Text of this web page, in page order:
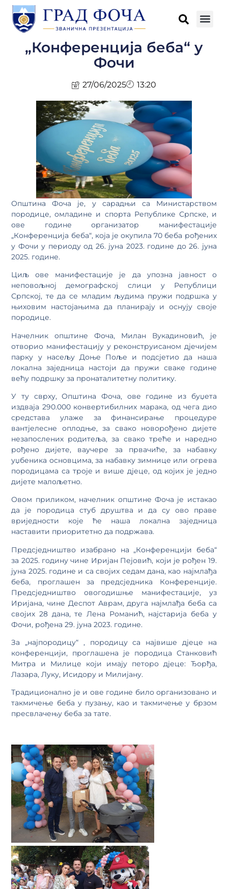
„Конференција беба“ у
Фочи
27/06/2025 13:20
Општина Фоча је, у сарадњи са Министарством
породице, омладине и спорта Републике Српске, и
ове године организатор манифестације
„Конференција беба“, која је окупила 70 беба рођених
у Фочи у периоду од 26. јуна 2023. године до 26. јуна
2025. године.
Циљ ове манифестације је да упозна јавност о
неповољној демографској слици у Републици
Српској, те да се младим људима пружи подршка у
њиховим настојањима да планирају и оснују своје
породице.
Начелник општине Фоча, Милан Вукадиновић, је
отворио манифестацију у реконструисаном дјечијем
парку у насељу Доње Поље и подсјетио да наша
локална заједница настоји да пружи сваке године
већу подршку за пронаталитетну политику.
У ту сврху, Општина Фоча, ове године из буџета
издваја 290.000 конвертибилних марака, од чега дио
средстава улаже за финансирање процедуре
вантјелесне оплодње, за свако новорођено дијете
незапослених родитеља, за свако треће и наредно
рођено дијете, ваучере за првачиће, за набавку
уџбеника основцима, за набавку зимнице или огрева
породицама са троје и више дјеце, од којих је једно
дијете малољетно.
Овом приликом, начелник општине Фоча је истакао
да је породица стуб друштва и да су ово праве
вриједности које ће наша локална заједница
наставити приоритетно да подржава.
Предсједништво изабрано на „Конференцији беба“
за 2025. годину чине Иријан Пејовић, који је рођен 19.
јуна 2025. године и са својих седам дана, као најмлађа
беба, проглашен за предсједника Конференције.
Предсједништво овогодишње манифестације, уз
Иријана, чине Деспот Аврам, друга најмлађа беба са
својих 28 дана, те Лена Романић, најстарија беба у
Фочи, рођена 29. јуна 2023. године.
За „најпородицу“ , породицу са највише дјеце на
конференцији, проглашена је породица Станковић
Митра и Милице који имају петоро дјеце: Ђорђа,
Лазара, Луку, Исидору и Милијану.
Традиционално је и ове године било организовано и
такмичење беба у пузању, као и такмичење у брзом
пресвлачењу беба за тате.